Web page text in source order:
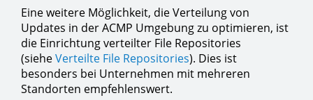
Eine weitere Möglichkeit, die Verteilung von
Updates in der ACMP Umgebung zu optimieren, ist
die Einrichtung verteilter File Repositories
(sieheVerteilte File Repositories). Dies ist
besonders bei Unternehmen mit mehreren
Standorten empfehlenswert.